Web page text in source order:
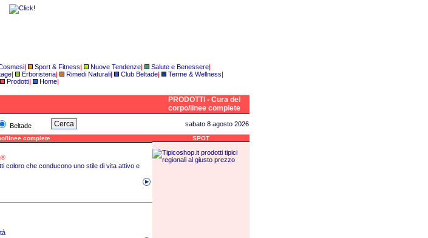
| Sport & Fitness| Nuove Tendenze| Salute e Benessere|
| Erboristeria| Rimedi Naturali| Club Beltade| Terme & Wellness|
Prodotti| Home|
PRODOTTI - Cura del
corpo/linee complete
Beltade sabato 8 agosto 2026
linee complete
coloro che conducono uno stile di vita attivo e
SPOT